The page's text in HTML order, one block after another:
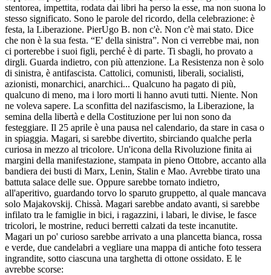
stentorea, impettita, rodata dai libri ha perso la esse, ma non suona lo
stesso significato. Sono le parole del ricordo, della celebrazione: è
festa, la Liberazione. PierUgo B. non c'è. Non c'è mai stato. Dice
che non è la sua festa. “E' della sinistra”. Non ci verrebbe mai, non
ci porterebbe i suoi figli, perché è di parte. Ti sbagli, ho provato a
dirgli. Guarda indietro, con più attenzione. La Resistenza non è solo
di sinistra, è antifascista. Cattolici, comunisti, liberali, socialisti,
azionisti, monarchici, anarchici... Qualcuno ha pagato di più,
qualcuno di meno, ma i loro morti li hanno avuti tutti. Niente. Non
ne voleva sapere. La sconfitta del nazifascismo, la Liberazione, la
semina della libertà e della Costituzione per lui non sono da
festeggiare. Il 25 aprile è una pausa nel calendario, da stare in casa o
in spiaggia. Magari, si sarebbe divertito, sbirciando qualche perla
curiosa in mezzo al tricolore. Un'icona della Rivoluzione finita ai
margini della manifestazione, stampata in pieno Ottobre, accanto alla
bandiera dei busti di Marx, Lenin, Stalin e Mao. Avrebbe tirato una
battuta salace delle sue. Oppure sarebbe tornato indietro,
all'aperitivo, guardando torvo lo sparuto gruppetto, al quale mancava
solo Majakovskij. Chissà. Magari sarebbe andato avanti, si sarebbe
infilato tra le famiglie in bici, i ragazzini, i labari, le divise, le fasce
tricolori, le mostrine, reduci berretti calzati da teste incanutite.
Magari un po' curioso sarebbe arrivato a una plancetta bianca, rossa
e verde, due candelabri a vegliare una mappa di antiche foto tessera
ingrandite, sotto ciascuna una targhetta di ottone ossidato. E le
avrebbe scorse: